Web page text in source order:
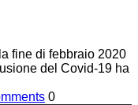
fine di febbraio 2020
del Covid-19 ha
0